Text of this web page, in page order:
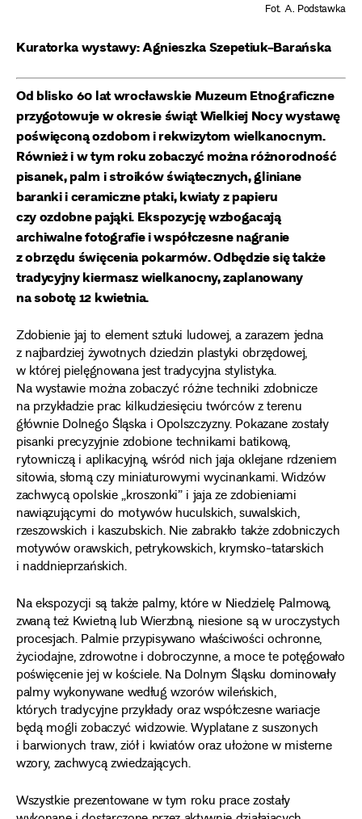
Fot. A. Podstawka
Kuratorka wystawy: Agnieszka Szepetiuk-Barańska
Od blisko 60 lat wrocławskie Muzeum Etnograficzne
przygotowuje w okresie świąt Wielkiej Nocy wystawę
poświęconą ozdobom i rekwizytom wielkanocnym.
Również i w tym roku zobaczyć można różnorodność
pisanek, palm i stroików świątecznych, gliniane
baranki i ceramiczne ptaki, kwiaty z papieru
czy ozdobne pająki. Ekspozycję wzbogacają
archiwalne fotografie i współczesne nagranie
z obrzędu święcenia pokarmów. Odbędzie się także
tradycyjny kiermasz wielkanocny, zaplanowany
na sobotę 12 kwietnia.
Zdobienie jaj to element sztuki ludowej, a zarazem jedna
z najbardziej żywotnych dziedzin plastyki obrzędowej,
w której pielęgnowana jest tradycyjna stylistyka.
Na wystawie można zobaczyć różne techniki zdobnicze
na przykładzie prac kilkudziesięciu twórców z terenu
głównie Dolnego Śląska i Opolszczyzny. Pokazane zostały
pisanki precyzyjnie zdobione technikami batikową,
rytowniczą i aplikacyjną, wśród nich jaja oklejane rdzeniem
sitowia, słomą czy miniaturowymi wycinankami. Widzów
zachwycą opolskie „kroszonki” i jaja ze zdobieniami
nawiązującymi do motywów huculskich, suwalskich,
rzeszowskich i kaszubskich. Nie zabrakło także zdobniczych
motywów orawskich, petrykowskich, krymsko-tatarskich
i naddnieprzańskich.
Na ekspozycji są także palmy, które w Niedzielę Palmową,
zwaną też Kwietną lub Wierzbną, niesione są w uroczystych
procesjach. Palmie przypisywano właściwości ochronne,
życiodajne, zdrowotne i dobroczynne, a moce te potęgowało
poświęcenie jej w kościele. Na Dolnym Śląsku dominowały
palmy wykonywane według wzorów wileńskich,
których tradycyjne przykłady oraz współczesne wariacje
będą mogli zobaczyć widzowie. Wyplatane z suszonych
i barwionych traw, ziół i kwiatów oraz ułożone w misterne
wzory, zachwycą zwiedzających.
Wszystkie prezentowane w tym roku prace zostały